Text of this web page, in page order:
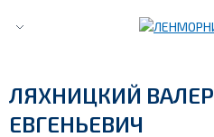
О КОМПАНИИ
ИСТОРИЯ КОМПАНИИ
ЛЯХНИЦКИЙ
ЕВГЕНЬЕВИЧ